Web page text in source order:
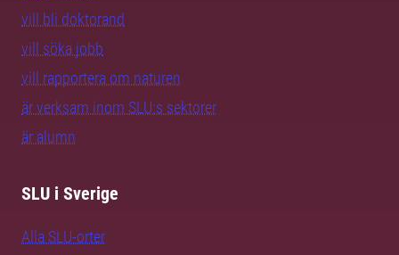
vill bli doktorand
vill söka jobb
vill rapportera om naturen
är verksam inom SLU:s sektorer
är alumn
SLU i Sverige
Alla SLU-orter